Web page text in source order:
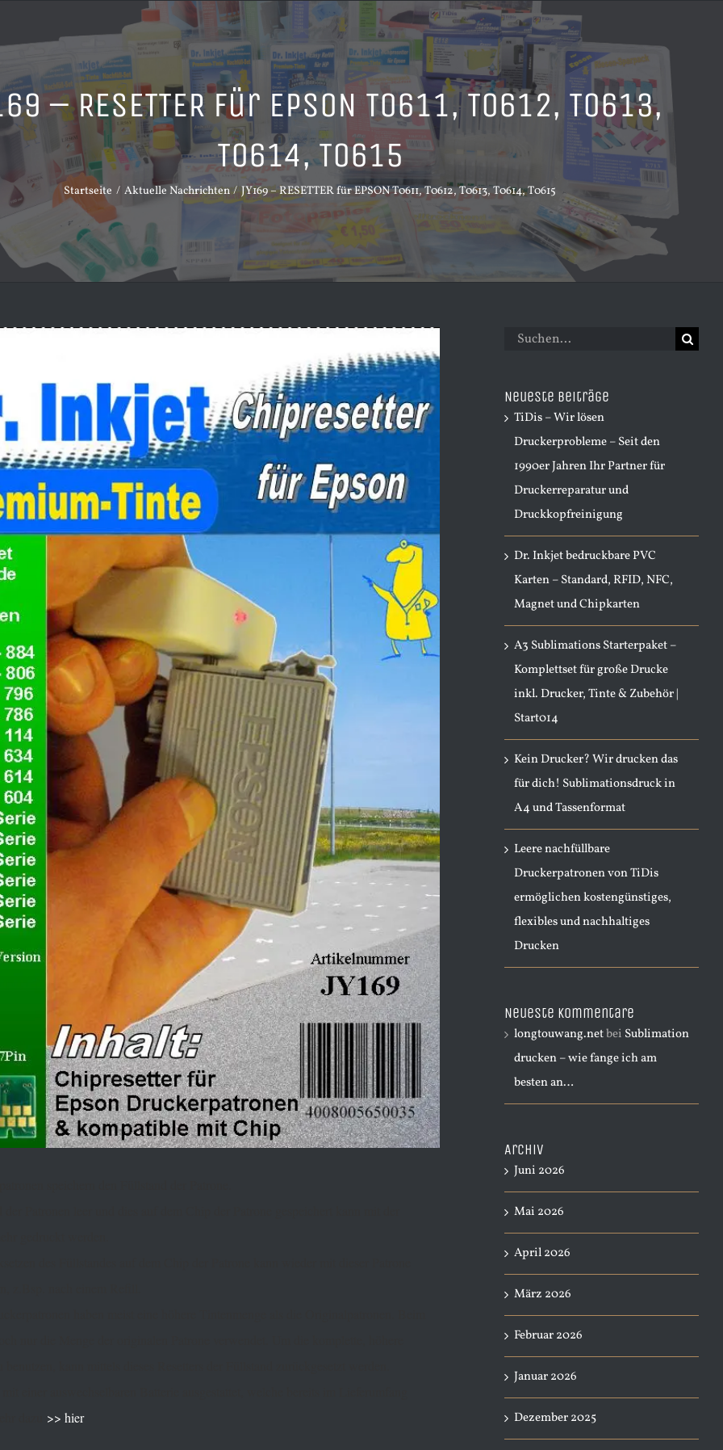
– RESETTER für EPSON T0611, T0612, T0613,
T0614, T0615
Startseite Aktuelle Nachrichten JY169 – RESETTER für EPSON T0611, T0612, T0613, T0614, T0615
>> hier
Suche
Neueste Beiträge
TiDis – Wir lösen
Druckerprobleme – Seit den
1990er Jahren Ihr Partner für
Druckerreparatur und
Druckkopfreinigung
Dr. Inkjet bedruckbare PVC
Karten – Standard, RFID, NFC,
Magnet und Chipkarten
A3 Sublimations Starterpaket –
Komplettset für große Drucke
inkl. Drucker, Tinte & Zubehör |
Start014
Kein Drucker? Wir drucken das
für dich! Sublimationsdruck in
A4 und Tassenformat
Leere nachfüllbare
Druckerpatronen von TiDis
ermöglichen kostengünstiges,
flexibles und nachhaltiges
Drucken
Neueste Kommentare
longtouwang.netbei Sublimation
drucken – wie fange ich am
besten an…
Archiv
Juni 2026
Mai 2026
April 2026
März 2026
Februar 2026
Januar 2026
Dezember 2025